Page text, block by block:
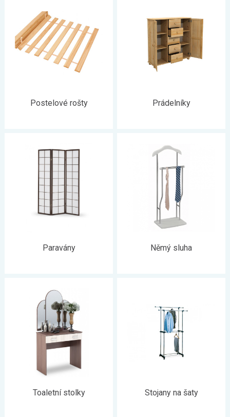
Postelové rošty Prádelníky
Paravány Němý sluha
Toaletní stolky Stojany na šaty